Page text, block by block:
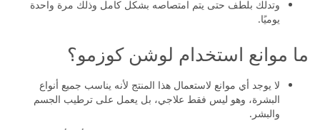
وتدلك بلطف حتى يتم امتصاصه بشكل كامل وذلك مرة واحدة
يوميًا.
ما موانع استخدام لوشن كوزمو؟
لا يوجد أي موانع لاستعمال هذا المنتج لأنه يناسب جميع أنواع
البشرة، وهو ليس فقط علاجي، بل يعمل على ترطيب الجسم
والبشر.